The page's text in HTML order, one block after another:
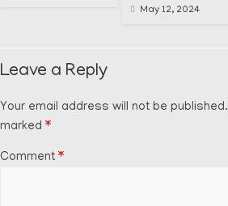
May 12, 2024
Leave a Reply
Your email address will not be published.
marked *
Comment *